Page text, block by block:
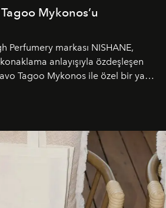
Mykonos’u
Perfumery markası NISHANE,
anlayışıyla özdeşleşen
Tagoo Mykonos ile özel bir yaz
Cavo Tagoo’daki varlığını
özel bir deneyime dönüştürüyor.